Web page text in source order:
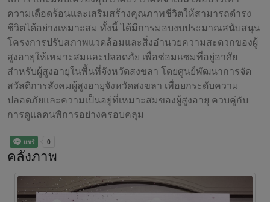
ความเดือดร้อนและเสริมสร้างคุณภาพชีวิตให้สามารถดำรง
ชีวิตได้อย่างเหมาะสม ทั้งนี้ ได้มีการมอบงบประมาณสนับสนุน
โครงการปรับสภาพแวดล้อมและสิ่งอำนวยความสะดวกของผู้
สูงอายุให้เหมาะสมและปลอดภัย เพื่อซ่อมแซมที่อยู่อาศัย
สำหรับผู้สูงอายุในพื้นที่จังหวัดสงขลา โดยศูนย์พัฒนาการจัด
สวัสดิการสังคมผู้สูงอายุจังหวัดสงขลา เพื่อยกระดับความ
ปลอดภัยและความเป็นอยู่ที่เหมาะสมของผู้สูงอายุ ควบคู่กับ
การดูแลคนพิการอย่างครอบคลุม
คลังภาพ